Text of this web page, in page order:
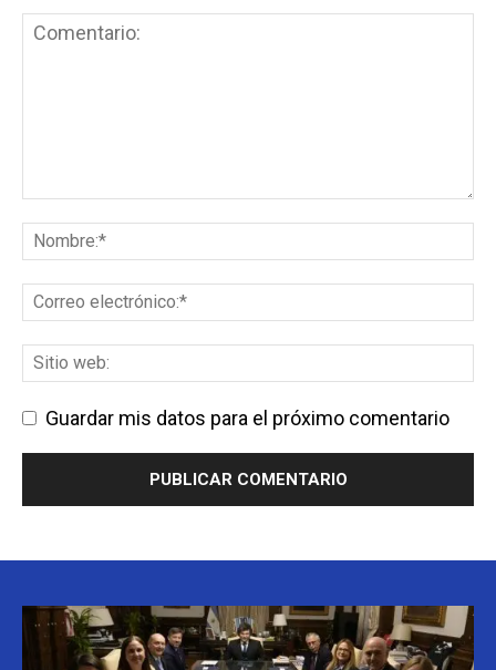
Guardar mis datos para el próximo comentario